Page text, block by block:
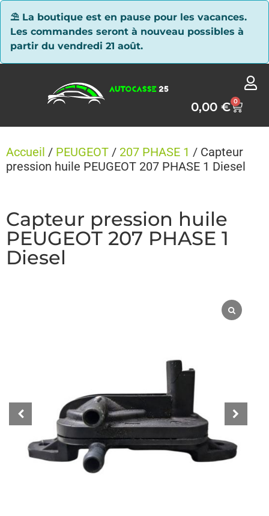
⛱ La boutique est en pause pour les vacances.
Les commandes seront à nouveau possibles à
partir du vendredi 21 août.
0,00€ 0
Accueil / PEUGEOT / 207 PHASE 1 / Capteur
pression huile PEUGEOT 207 PHASE 1 Diesel
Capteur pression huile
PEUGEOT 207 PHASE 1
Diesel
Panneau de gestion des cookies